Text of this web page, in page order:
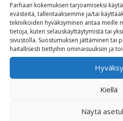
Parhaan kokemuksen tarjoamiseksi
evästeitä, tallentaaksemme ja/tai
tekniikoiden hyväksyminen antaa meille
tietoja, kuten selauskäyttäytymistä tai
sivustolla. Suostumuksen jättäminen tai
haitallisesti tiettyihin ominaisuuksiin ja
Hyväksy
Kiellä
Näytä
OTA MEIHIN YHTEYTTÄ!
010 617 0600
0748389-3